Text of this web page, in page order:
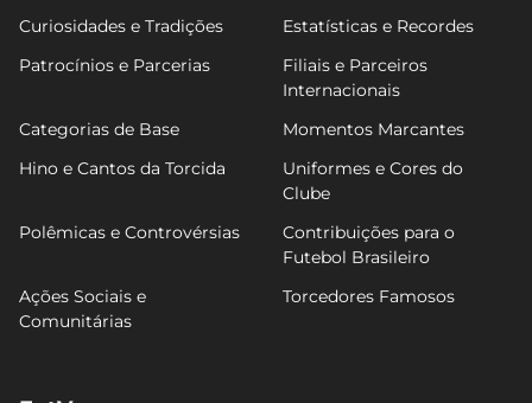
Curiosidades e Tradições
Estatísticas e Recordes
Patrocínios e Parcerias
Filiais e Parceiros
Internacionais
Categorias de Base
Momentos Marcantes
Hino e Cantos da Torcida
Uniformes e Cores do
Clube
Polêmicas e Controvérsias
Contribuições para o
Futebol Brasileiro
Ações Sociais e
Comunitárias
Torcedores Famosos